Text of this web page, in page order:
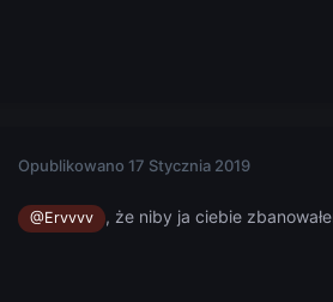
Opublikowano 17 Stycznia 2019
@Ervvvv , że niby ja ciebie